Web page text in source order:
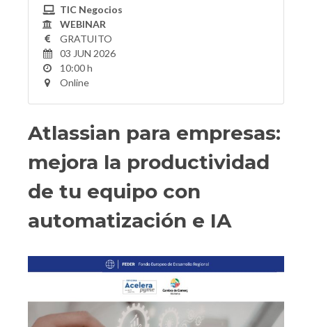
TIC Negocios
WEBINAR
GRATUITO
03 JUN 2026
10:00 h
Online
Atlassian para empresas:
mejora la productividad
de tu equipo con
automatización e IA